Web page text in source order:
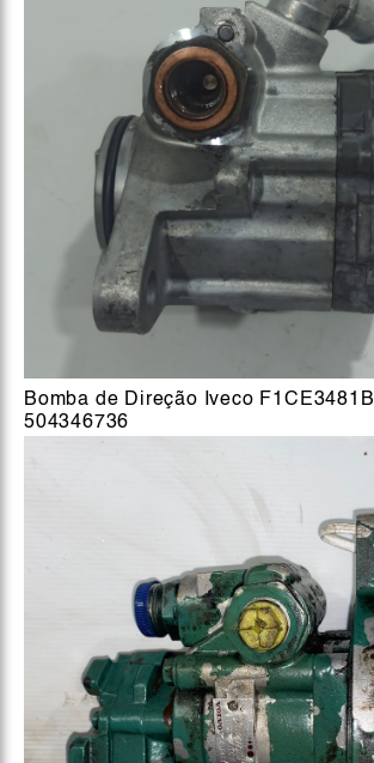
Bomba de Direção Iveco F1CE3481B
504346736